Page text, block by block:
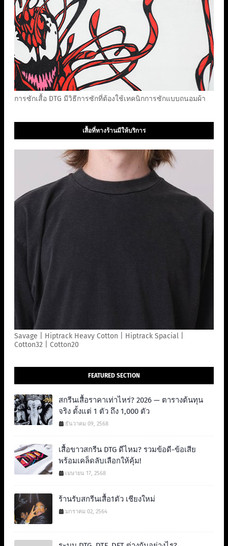
การซักเสื้อ DTG มีวิธีการซักที่ต้องใช้เทคนิกการซักแบบถนอมผ้า
เสื้อที่ทางร้านมีให้บริการ
Savage | Hiptrack Heavy Cotton | Hiptrack Spacial |
Cotton32 | Cotton20
FEATURED SECTION
สกรีนเสื้อราคาเท่าไหร่? 2026 — ตารางต้นทุน
จริง ตั้งแต่ 1 ตัว ถึง 1,000 ตัว
ธันวาคม 09, 2568
เสื้อขาวสกรีน DTG ดีไหม? รวมข้อดี-ข้อเสีย
พร้อมเคล็ดลับเลือกให้คุ้ม!
เมษายน 17, 2568
ร้านรับสกรีนเสื้อ1ตัว เชียงใหม่
มกราคม 02, 2564